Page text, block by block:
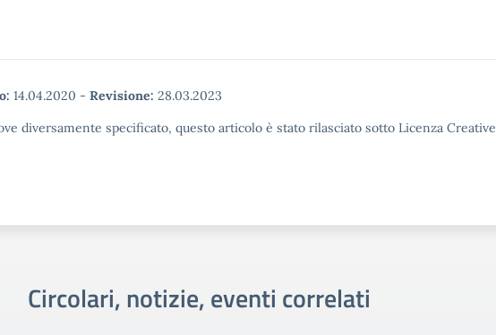
14.04.2020 - Revisione: 28.03.2023
diversamente specificato, questo articolo è stato rilasciato sotto Licenza
Circolari, notizie, eventi correlati